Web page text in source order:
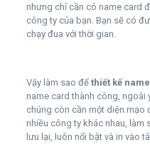
nhưng chỉ cần có name card
công ty của bạn. Bạn sẽ có
chạy đua với thời gian.
Vậy làm sao để thiết kế
name card thành công, ngoài
chúng còn cần một diện mạo
nhiều công ty khác nhau, làm
lưu lại, luôn nổi bật và in vào